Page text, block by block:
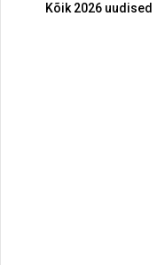
Kõik 2026 uudised